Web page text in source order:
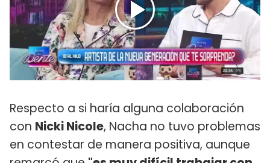
Respecto a si haría alguna colaboración
con Nicki Nicole, Nacha no tuvo problemas
en contestar de manera positiva, aunque